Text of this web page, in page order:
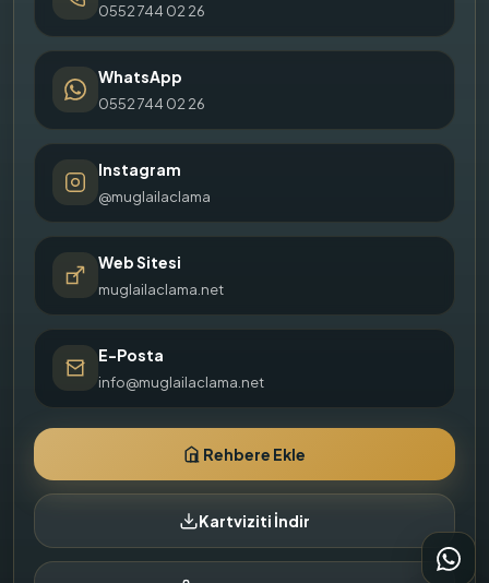
0552 744 02 26
WhatsApp
0552 744 02 26
Instagram
@muglailaclama
Web Sitesi
muglailaclama.net
E-Posta
info@muglailaclama.net
Rehbere Ekle
Kartviziti İndir